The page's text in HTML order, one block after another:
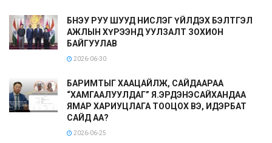
БНЭУ РУУ ШУУД НИСЛЭГ ҮЙЛДЭХ БЭЛТГЭЛ
АЖЛЫН ХҮРЭЭНД УУЛЗАЛТ ЗОХИОН
БАЙГУУЛАВ
2026-06-30
БАРИМТЫГ ХААЦАЙЛЖ, САЙДААРАА
“ХАМГААЛУУЛДАГ” Я.ЭРДЭНЭСАЙХАНДАА
ЯМАР ХАРИУЦЛАГА ТООЦОХ ВЭ, ИДЭРБАТ
САЙД АА?
2026-06-25